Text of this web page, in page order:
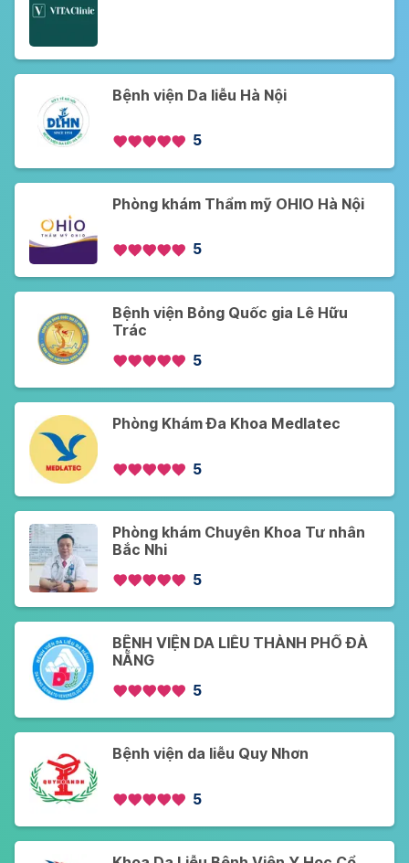
Bệnh viện Da liễu Hà Nội
5
Phòng khám Thẩm mỹ OHIO Hà Nội
5
Bệnh viện Bỏng Quốc gia Lê Hữu
Trác
5
Phòng Khám Đa Khoa Medlatec
5
Phòng khám Chuyên Khoa Tư nhân
Bắc Nhi
5
BỆNH VIỆN DA LIỄU THÀNH PHỐ ĐÀ
NẴNG
5
Bệnh viện da liễu Quy Nhơn
5